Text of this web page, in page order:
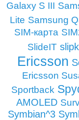
Galaxy S III
Lite Samsung
SIM-карта
SlideIT
Ericsson
Ericsson
Sportback
AMOLED
Symbian^3